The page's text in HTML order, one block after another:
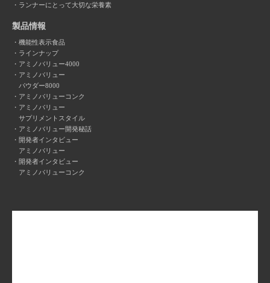
ランナーにとって大切な栄養素
製品情報
機能性表示食品
ラインナップ
アミノバリュー4000
アミノバリュー
パウダー8000
アミノバリューコンク
アミノバリュー
サプリメントスタイル
アミノバリュー開発秘話
開発者インタビュー
アミノバリュー
開発者インタビュー
アミノバリューコンク